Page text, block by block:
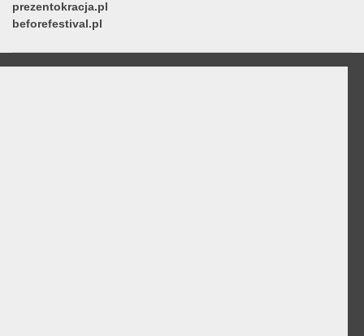
prezentokracja.pl
beforefestival.pl